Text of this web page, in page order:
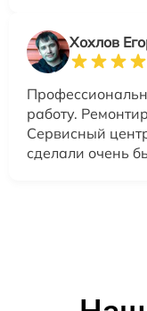
Хохлов
работу.
Сервисный
сделали очень